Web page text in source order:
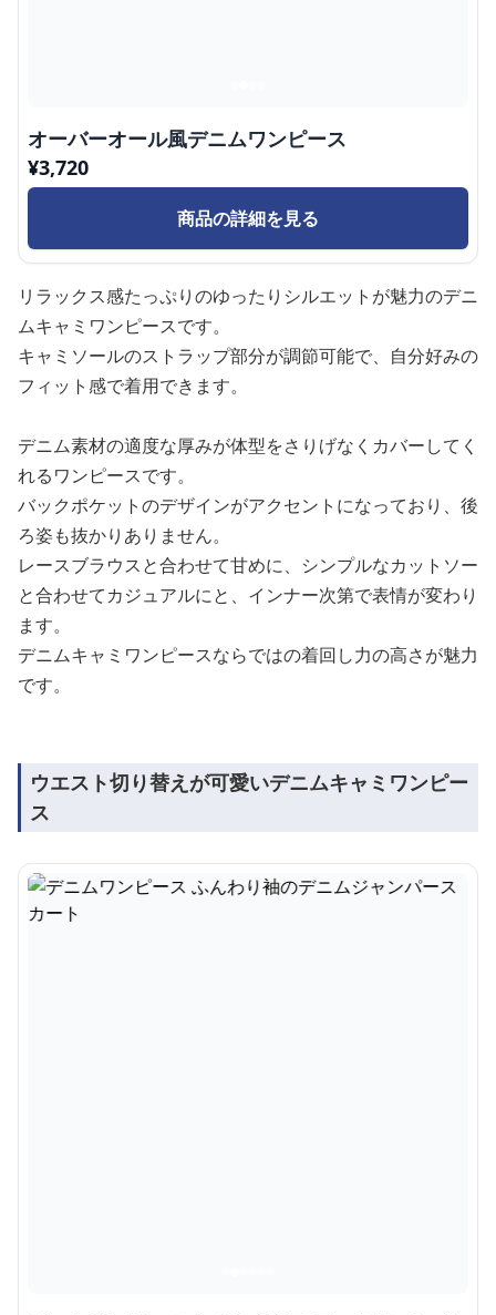
オーバーオール風デニムワンピース
¥3,720
商品の詳細を見る
リラックス感たっぷりのゆったりシルエットが魅力のデニ
ムキャミワンピースです。
キャミソールのストラップ部分が調節可能で、自分好みの
フィット感で着用できます。
デニム素材の適度な厚みが体型をさりげなくカバーしてく
れるワンピースです。
バックポケットのデザインがアクセントになっており、後
ろ姿も抜かりありません。
レースブラウスと合わせて甘めに、シンプルなカットソー
と合わせてカジュアルにと、インナー次第で表情が変わり
ます。
デニムキャミワンピースならではの着回し力の高さが魅力
です。
ウエスト切り替えが可愛いデニムキャミワンピー
ス